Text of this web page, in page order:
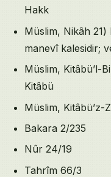
Hakk
Müslim, Nikâh 21)
manevî kalesidir;
Müslim, Kitâbü’l-
Kitâbü
Müslim, Kitâbü’z-
Bakara 2/235
Nûr 24/19
Tahrîm 66/3